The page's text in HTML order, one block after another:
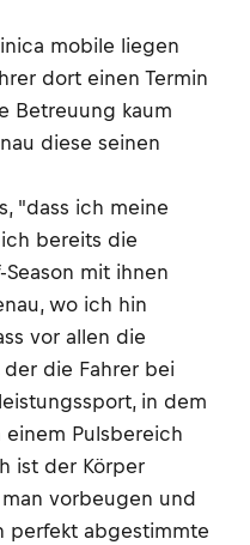
mobile liegen
dort einen Termin
Betreuung kaum
diese seinen
"dass ich meine
bereits die
mit ihnen
wo ich hin
vor allen die
die Fahrer bei
in dem
Pulsbereich
ist der Körper
vorbeugen und
perfekt abgestimmte